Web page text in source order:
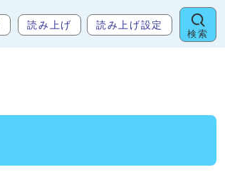
読み上げ 読み上げ設定
検索